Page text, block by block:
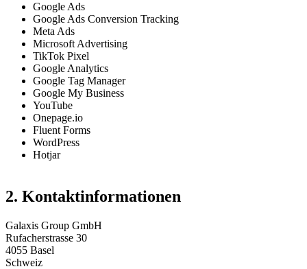
Google Ads
Google Ads Conversion Tracking
Meta Ads
Microsoft Advertising
TikTok Pixel
Google Analytics
Google Tag Manager
Google My Business
YouTube
Onepage.io
Fluent Forms
WordPress
Hotjar
2. Kontaktinformationen
Galaxis Group GmbH
Rufacherstrasse 30
4055 Basel
Schweiz